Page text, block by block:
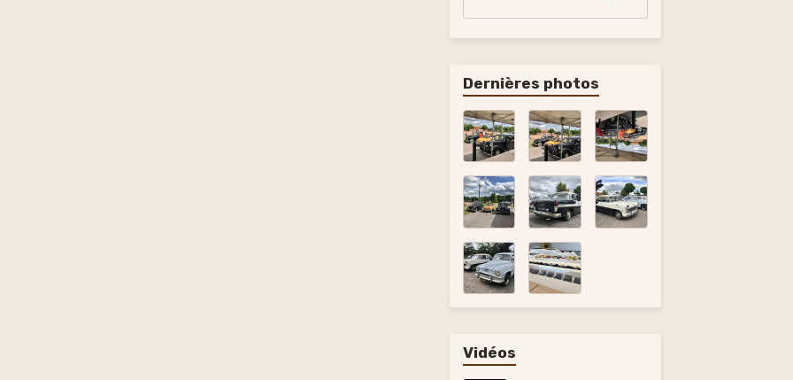
Dernières photos
Vidéos